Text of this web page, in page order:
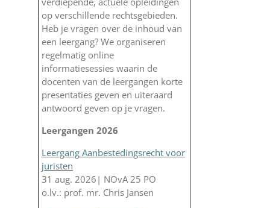
op verschillende rechtsgebieden.
Heb je vragen over de inhoud van
een leergang? We organiseren
regelmatig online
informatiesessies waarin de
docenten van de leergangen korte
presentaties geven en uiteraard
antwoord geven op je vragen.
Leergangen 2026
Leergang Aanbestedingsrecht voor
juristen
31 aug. 2026| NOvA 25 PO
o.lv.: prof. mr. Chris Jansen